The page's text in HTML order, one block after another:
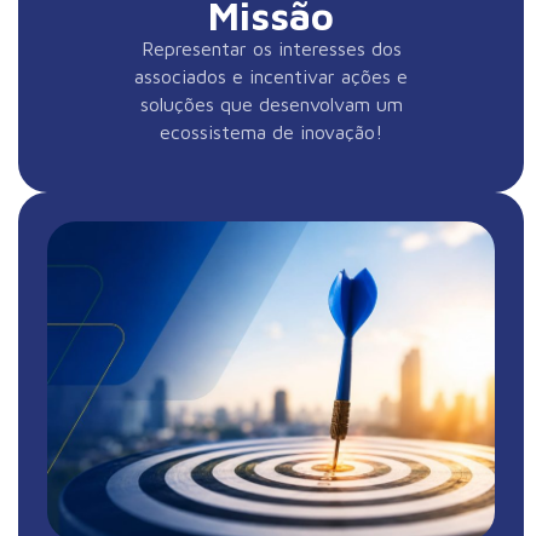
Missão
Representar os interesses dos
associados e incentivar ações e
soluções que desenvolvam um
ecossistema de inovação!